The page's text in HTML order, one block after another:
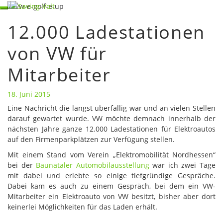
Skip
content
Toggle
12.000
Ladestationen
VW
für
Mitarbeiter
12.000 Ladestationen
von VW für
Mitarbeiter
18. Juni 2015
Eine Nachricht die längst überfällig war und an vielen Stellen
darauf gewartet wurde. VW möchte demnach innerhalb der
nächsten Jahre ganze 12.000 Ladestationen für Elektroautos
auf den Firmenparkplätzen zur Verfügung stellen.
Mit einem Stand vom Verein „Elektromobilität Nordhessen“
bei der Baunataler Automobilausstellungwar ich zwei Tage
mit dabei und erlebte so einige tiefgründige Gespräche.
Dabei kam es auch zu einem Gespräch, bei dem ein VW-
Mitarbeiter ein Elektroauto von VW besitzt, bisher aber dort
keinerlei Möglichkeiten für das Laden erhält.